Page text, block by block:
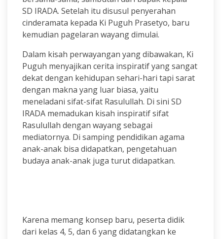
SD IRADA. Setelah itu disusul penyerahan
cinderamata kepada Ki Puguh Prasetyo, baru
kemudian pagelaran wayang dimulai.
Dalam kisah perwayangan yang dibawakan, Ki
Puguh menyajikan cerita inspiratif yang sangat
dekat dengan kehidupan sehari-hari tapi sarat
dengan makna yang luar biasa, yaitu
meneladani sifat-sifat Rasulullah. Di sini SD
IRADA memadukan kisah inspiratif sifat
Rasulullah dengan wayang sebagai
mediatornya. Di samping pendidikan agama
anak-anak bisa didapatkan, pengetahuan
budaya anak-anak juga turut didapatkan.
Karena memang konsep baru, peserta didik
dari kelas 4, 5, dan 6 yang didatangkan ke